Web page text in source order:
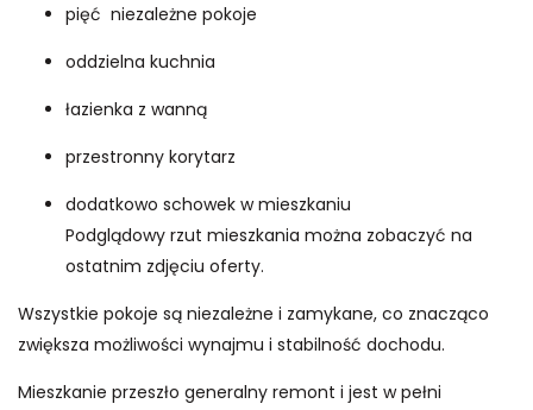
pięć niezależne pokoje
oddzielna kuchnia
łazienka z wanną
przestronny korytarz
dodatkowo schowek w mieszkaniu
Podglądowy rzut mieszkania można zobaczyć na
ostatnim zdjęciu oferty.
Wszystkie pokoje są niezależne i zamykane, co znacząco
zwiększa możliwości wynajmu i stabilność dochodu.
Mieszkanie przeszło generalny remont i jest w pełni